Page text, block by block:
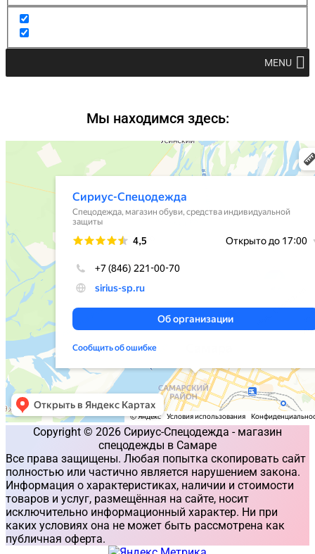
MENU
Мы находимся здесь:
Copyright © 2026 Сириус-Спецодежда - магазин
спецодежды в Самаре
Все права защищены. Любая попытка скопировать сайт
полностью или частично является нарушением закона.
Информация о характеристиках, наличии и стоимости
товаров и услуг, размещённая на сайте, носит
исключительно информационный характер. Ни при
каких условиях она не может быть рассмотрена как
публичная оферта.